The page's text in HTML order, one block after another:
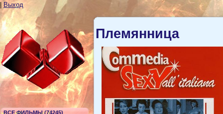
Выход
ВСЕ ФИЛЬМЫ (74245)
Племянница